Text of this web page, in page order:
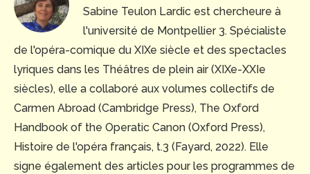
Sabine Teulon Lardic est chercheure à
l'université de Montpellier 3. Spécialiste
de l'opéra-comique du XIXe siècle et des spectacles
lyriques dans les Théâtres de plein air (XIXe-XXIe
siècles), elle a collaboré aux volumes collectifs de
Carmen Abroad (Cambridge Press), The Oxford
Handbook of the Operatic Canon (Oxford Press),
Histoire de l'opéra français, t.3 (Fayard, 2022). Elle
signe également des articles pour les programmes de